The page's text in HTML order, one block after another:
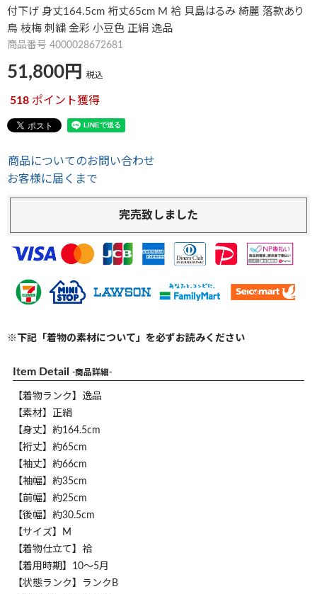
付下げ 身丈164.5cm 裄丈65cm M 袷 貝島はるみ 綺麗 落款あり
鳥 枝梅 刺繍 金彩 小豆色 正絹 逸品
商品番号 4000028672681
51,800 税込
518 ポイント獲得
商品についてのお問い合わせ
お客様に届くまで
完売致しました
※下記「着物の素材について」を必ずお読みください
Item Detail -商品詳細-
【着物ランク】逸品
【素材】正絹
【身丈】約164.5cm
【裄丈】約65cm
【袖丈】約66cm
【袖幅】約35cm
【前幅】約25cm
【後幅】約30.5cm
【サイズ】M
【着物仕立て】袷
【着用時期】10～5月
【状態ランク】ランクB